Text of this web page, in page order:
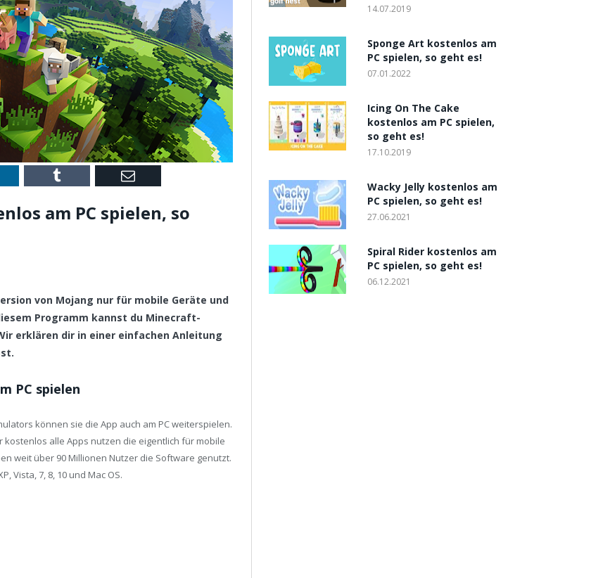
Tumblr Email
am PC spielen, so
von Mojang nur für mobile Geräte und
Programm kannst du Minecraft-
erklären dir in einer einfachen Anleitung
PC spielen
können sie die App auch am PC weiterspielen.
kostenlos alle Apps nutzen die eigentlich für mobile
weit über 90 Millionen Nutzer die Software genutzt.
Vista, 7, 8, 10 und Mac OS.
14.07.2019
Sponge Art kostenlos am
PC spielen, so geht es!
07.01.2022
Icing On The Cake
kostenlos am PC spielen,
so geht es!
17.10.2019
Wacky Jelly kostenlos am
PC spielen, so geht es!
27.06.2021
Spiral Rider kostenlos am
PC spielen, so geht es!
06.12.2021